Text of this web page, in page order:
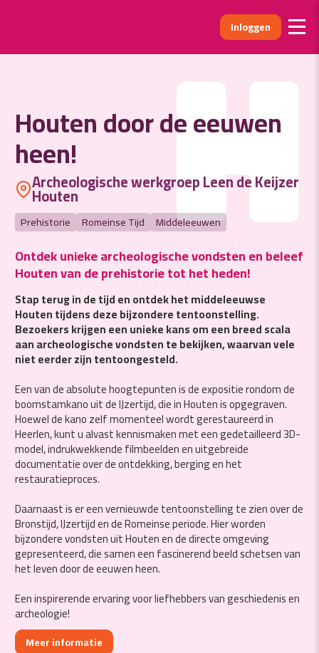
Inloggen
H
Houten door de eeuwen
heen!
Archeologische werkgroep Leen de Keijzer
Houten
Prehistorie Romeinse Tijd Middeleeuwen
Ontdek unieke archeologische vondsten en beleef
Houten van de prehistorie tot het heden!
Stap terug in de tijd en ontdek het middeleeuwse
Houten tijdens deze bijzondere tentoonstelling.
Bezoekers krijgen een unieke kans om een breed scala
aan archeologische vondsten te bekijken, waarvan vele
niet eerder zijn tentoongesteld.
Een van de absolute hoogtepunten is de expositie rondom de
boomstamkano uit de IJzertijd, die in Houten is opgegraven.
Hoewel de kano zelf momenteel wordt gerestaureerd in
Heerlen, kunt u alvast kennismaken met een gedetailleerd 3D-
model, indrukwekkende filmbeelden en uitgebreide
documentatie over de ontdekking, berging en het
restauratieproces.
Daarnaast is er een vernieuwde tentoonstelling te zien over de
Bronstijd, IJzertijd en de Romeinse periode. Hier worden
bijzondere vondsten uit Houten en de directe omgeving
gepresenteerd, die samen een fascinerend beeld schetsen van
het leven door de eeuwen heen.
Een inspirerende ervaring voor liefhebbers van geschiedenis en
archeologie!
Meer informatie